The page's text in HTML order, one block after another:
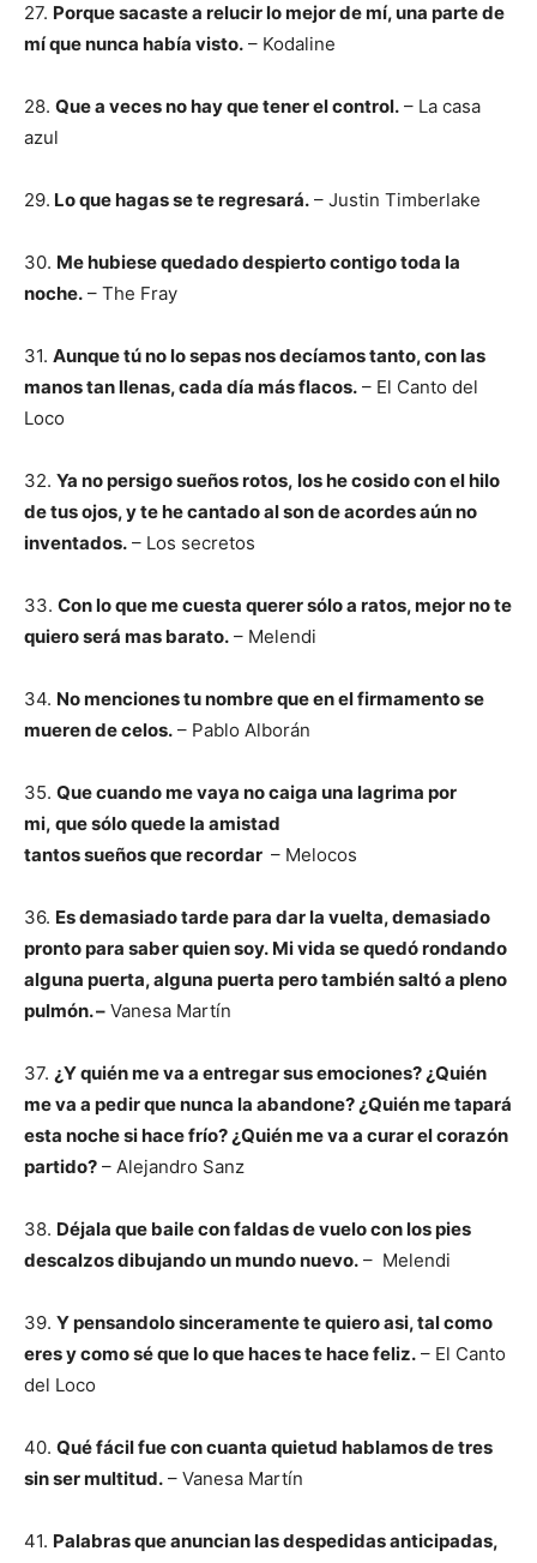
27. Porque sacaste a relucir lo mejor de mí, una parte de
mí que nunca había visto. – Kodaline
28. Que a veces no hay que tener el control. – La casa
azul
29. Lo que hagas se te regresará. – Justin Timberlake
30. Me hubiese quedado despierto contigo toda la
noche. – The Fray
31. Aunque tú no lo sepas nos decíamos tanto, con las
manos tan llenas, cada día más flacos. – El Canto del
Loco
32. Ya no persigo sueños rotos, los he cosido con el hilo
de tus ojos, y te he cantado al son de acordes aún no
inventados. – Los secretos
33. Con lo que me cuesta querer sólo a ratos, mejor no te
quiero será mas barato. – Melendi
34. No menciones tu nombre que en el firmamento se
mueren de celos. – Pablo Alborán
35. Que cuando me vaya no caiga una lagrima por
mi, que sólo quede la amistad
tantos sueños que recordar – Melocos
36. Es demasiado tarde para dar la vuelta, demasiado
pronto para saber quien soy. Mi vida se quedó rondando
alguna puerta, alguna puerta pero también saltó a pleno
pulmón. – Vanesa Martín
37. ¿Y quién me va a entregar sus emociones? ¿Quién
me va a pedir que nunca la abandone? ¿Quién me tapará
esta noche si hace frío? ¿Quién me va a curar el corazón
partido? – Alejandro Sanz
38. Déjala que baile con faldas de vuelo con los pies
descalzos dibujando un mundo nuevo. – Melendi
39. Y pensandolo sinceramente te quiero asi, tal como
eres y como sé que lo que haces te hace feliz. – El Canto
del Loco
40. Qué fácil fue con cuanta quietud hablamos de tres
sin ser multitud. – Vanesa Martín
41. Palabras que anuncian las despedidas anticipadas,